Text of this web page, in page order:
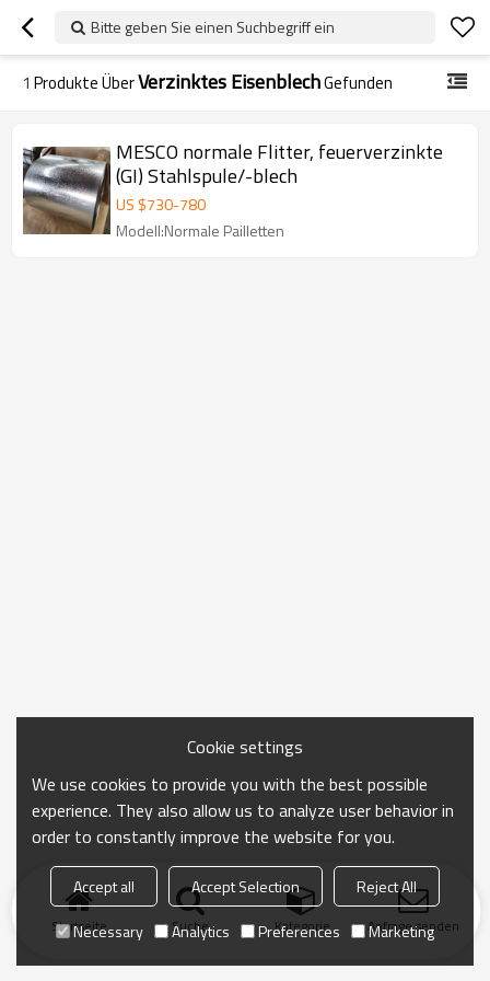
Bitte geben Sie einen Suchbegriff ein
1 Produkte ÜberVerzinktes EisenblechGefunden
MESCO normale Flitter, feuerverzinkte
(GI) Stahlspule/-blech
US $730-780
Modell:Normale Pailletten
Startseite Suche Kategorie Anfrage senden
Cookie settings
We use cookies to provide you with the best possible
experience. They also allow us to analyze user behavior in
order to constantly improve the website for you.
Accept all Accept Selection
Reject All
Necessary
Analytics Preferences Marketing